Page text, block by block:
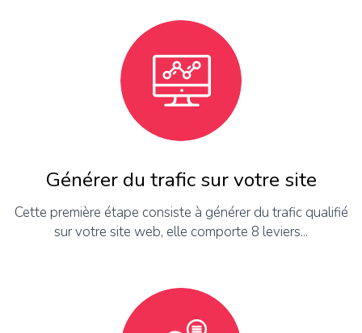
Générer du trafic sur votre site
Cette première étape consiste à générer du trafic qualifié
sur votre site web, elle comporte 8 leviers...